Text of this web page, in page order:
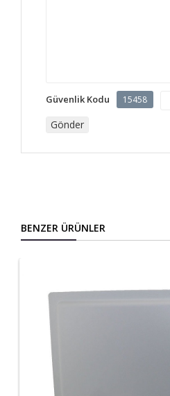
Güvenlik Kodu 15458
BENZER ÜRÜNLER